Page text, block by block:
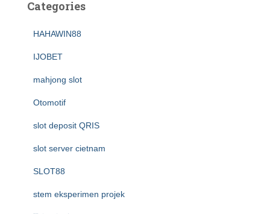
Categories
HAHAWIN88
IJOBET
mahjong slot
Otomotif
slot deposit QRIS
slot server cietnam
SLOT88
stem eksperimen projek